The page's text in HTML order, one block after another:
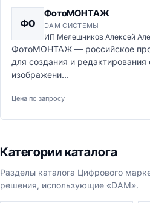
ФО
ФотоМОНТАЖ
DAM СИСТЕМЫ
ИП Мелешников Алексей
ФотоМОНТАЖ — российское
для создания и
изображени...
Цена по запросу
Категории каталога
Разделы каталога Цифрового
решения, использующие «DAM».